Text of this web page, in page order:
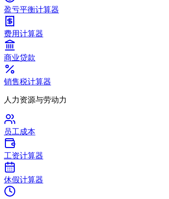
盈亏平衡计算器
费用计算器
商业贷款
销售税计算器
人力资源与劳动力
员工成本
工资计算器
休假计算器